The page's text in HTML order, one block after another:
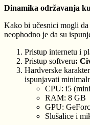
Dinamika održavanja
Kako bi učesnici mogli
neophodno je da su
Pristup internetu i
Pristup softveru:
Hardverske
ispunjavati
CPU: i5
RAM: 8 GB
GPU:
Slušalice i